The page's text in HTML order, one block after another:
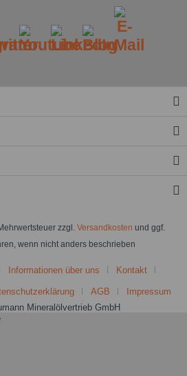
zzgl. Versandkosten und ggf.
wenn nicht anders beschrieben
Informationen über uns Kontakt
AGB
Impressum
Mineralölvertrieb GmbH